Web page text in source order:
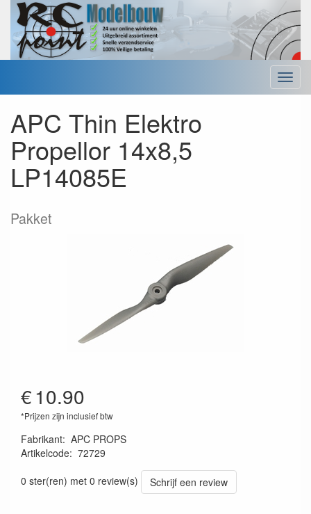
Menu
APC Thin Elektro
Propellor 14x8,5
LP14085E
Pakket
€10.90
*Prijzen zijn inclusief btw
Fabrikant: APC PROPS
Artikelcode: 72729
0 ster(ren) met 0 review(s)
Schrijf een review